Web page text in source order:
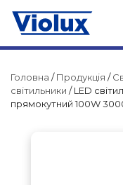
Головна /Продукція /
світильники / LED
прямокутний 100W